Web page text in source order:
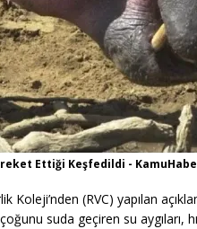
Ettiği Keşfedildi -
Koleji’nden (RVC) yapılan
suda geçiren su aygıları,